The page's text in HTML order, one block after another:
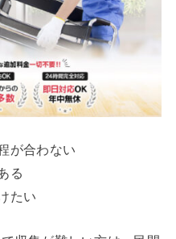
が合わない
る
たい